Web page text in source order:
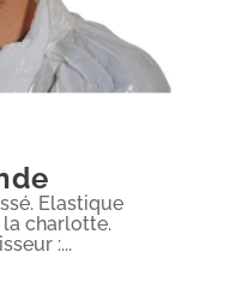
Elastique
charlotte.
:...